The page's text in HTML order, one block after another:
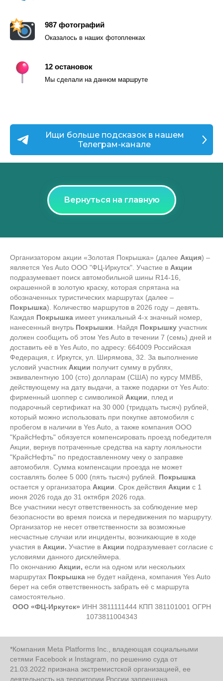
987 фотографий
Оказалось в наших фотопленках
12 остановок
Мы сделали на данном маршруте
Ищи больше подсказок в нашем
Телеграм-канале
Вернуться на главную
Организатором акции «Золотая Покрышка» (далее Акция) –
является Yes Auto ООО "ФЦ-Иркутск". Участие в Акции
подразумевает поиск автомобильной шины R14-16,
окрашенной в золотую краску, которая спрятана на
обозначенных туристических маршрутах (далее –
Покрышка). Количество маршрутов в 2026 году – девять.
Каждая Покрышка имеет уникальный 4-х значный номер,
нанесенный внутрь Покрышки . Найдя Покрышку участник
должен сообщить об этом Yes Auto в течении 7 (семь) дней и
доставить её в Yes Auto, по адресу: 664009 Российская
Федерация, г. Иркутск, ул. Ширямова, 32. За выполнение
условий участник Акции получит сумму в рублях,
эквивалентную 100 (сто) долларам (США) по курсу ММВБ,
действующему на дату выдачи, а также подарки от Yes Auto:
фирменный шоппер с символикой Акции , плед и
подарочный сертификат на 30 000 (тридцать тысяч) рублей,
который можно использовать при покупке автомобиля с
пробегом в наличии в Yes Auto, а также компания ООО
"КрайсНефть" обязуется компенсировать проезд победителя
Акции, вернув потраченные средства на карту лояльности
"КрайсНефть" по предоставленному чеку о заправке
автомобиля. Сумма компенсации проезда не может
составлять более 5 000 (пять тысяч) рублей. Покрышка
остается у организатора Акции . Срок действия Акции с 1
июня 2026 года до 31 октября 2026 года.
Все участники несут ответственность за соблюдение мер
безопасности во время поиска и передвижения по маршруту.
Организатор не несет ответственности за возможные
несчастные случаи или инциденты, возникающие в ходе
участия в Акции. Участие в Акции подразумевает согласие с
условиями данного дисклеймера.
По окончанию Акции, если на одном или нескольких
маршрутах Покрышка не будет найдена, компания Yes Auto
берет на себя ответственность забрать её с маршрута
самостоятельно.
ООО «ФЦ-Иркутск» ИНН 3811111444 КПП 381101001 ОГРН
1073811004343
*Компания Meta Platforms Inc., владеющая социальными
сетями Facebook и Instagram, по решению суда от
21.03.2022 признана экстремистской организацией, ее
деятельность на территории России запрещена.